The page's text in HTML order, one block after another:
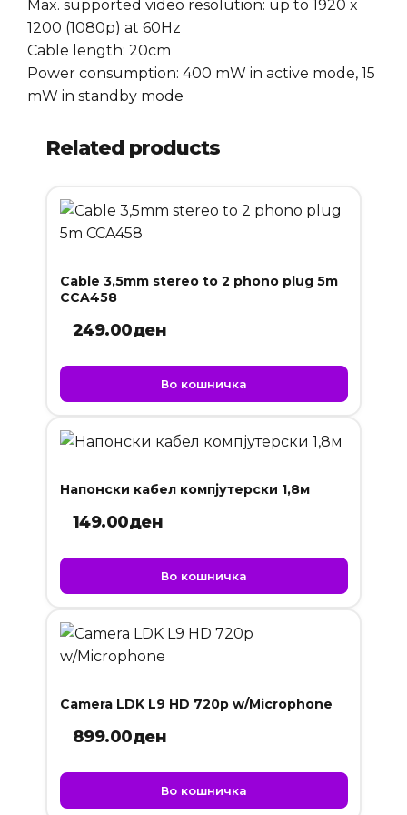
Max. supported video resolution: up to 1920 x
1200 (1080p) at 60Hz
Cable length: 20cm
Power consumption: 400 mW in active mode, 15
mW in standby mode
Related products
Cable 3,5mm stereo to 2 phono plug 5m
CCA458
249.00ден
Во кошничка
Напонски кабел компјутерски 1,8м
149.00ден
Во кошничка
Camera LDK L9 HD 720p w/Microphone
899.00ден
Во кошничка